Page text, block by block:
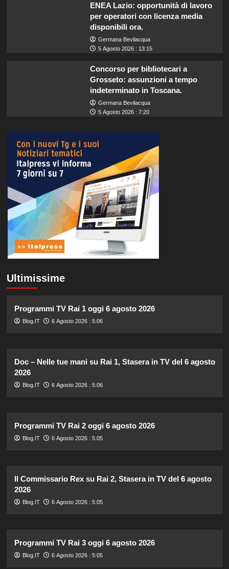
ENEA Lazio: opportunità di lavoro
per operatori con licenza media
disponibili ora.
Germana Bevilacqua
5 Agosto 2026 : 13:15
Concorso per bibliotecari a
Grosseto: assunzioni a tempo
indeterminato in Toscana.
Germana Bevilacqua
5 Agosto 2026 : 7:20
Ultimissime
Programmi TV Rai 1 oggi 6 agosto 2026
Blog.IT 6 Agosto 2026 : 5:06
Doc – Nelle tue mani su Rai 1, Stasera in TV del 6 agosto
2026
Blog.IT 6 Agosto 2026 : 5:06
Programmi TV Rai 2 oggi 6 agosto 2026
Blog.IT 6 Agosto 2026 : 5:05
Il Commissario Rex su Rai 2, Stasera in TV del 6 agosto
2026
Blog.IT 6 Agosto 2026 : 5:05
Programmi TV Rai 3 oggi 6 agosto 2026
Blog.IT 6 Agosto 2026 : 5:05